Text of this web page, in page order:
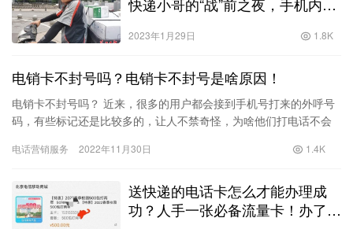
2023年1月29日 1.8K
电销卡不封号吗？电销卡不封号是啥原因！
电销卡不封号吗？ 近来，很多的用户都会接到手机号打来的外呼号
码，有些标记还是比较多的，让人不禁奇怪，为啥他们打电话不会
用的…
电话营销服务 2022年11月30日 1.4K
送快递的电话卡怎么才能办理成
功？人手一张必备流量卡！办了他